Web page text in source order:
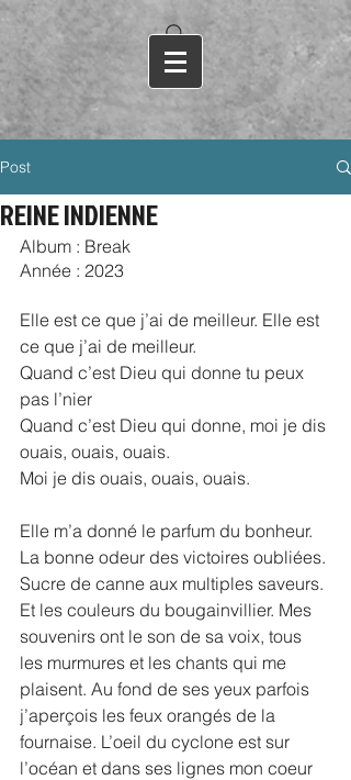
Post
REINE INDIENNE
Album : Break
Année : 2023
Elle est ce que j’ai de meilleur. Elle est
ce que j’ai de meilleur.
Quand c’est Dieu qui donne tu peux
pas l’nier
Quand c’est Dieu qui donne, moi je dis
ouais, ouais, ouais.
Moi je dis ouais, ouais, ouais.
Elle m’a donné le parfum du bonheur.
La bonne odeur des victoires oubliées.
Sucre de canne aux multiples saveurs.
Et les couleurs du bougainvillier. Mes
souvenirs ont le son de sa voix, tous
les murmures et les chants qui me
plaisent. Au fond de ses yeux parfois
j’aperçois les feux orangés de la
fournaise. L’oeil du cyclone est sur
l’océan et dans ses lignes mon coeur